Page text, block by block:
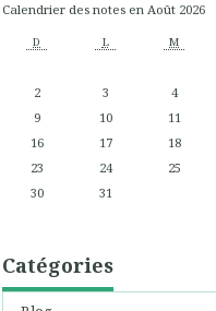
Calendrier des notes en Août 2026
D L M
2
3 4
9
10 11
16
17 18
23
24 25
30
31
Catégories